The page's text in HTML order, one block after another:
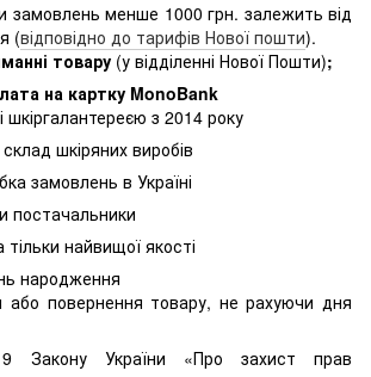
замовлень менше 1000 грн. залежить від
(відповідно до тарифів Нової пошти).
товару (у відділенні Нової Пошти);
на картку MonoBank
шкіргалантереєю з 2014 року
шкіряних виробів
замовлень в Україні
постачальники
найвищої якості
народження
або повернення товару, не рахуючи дня
Закону України «Про захист прав